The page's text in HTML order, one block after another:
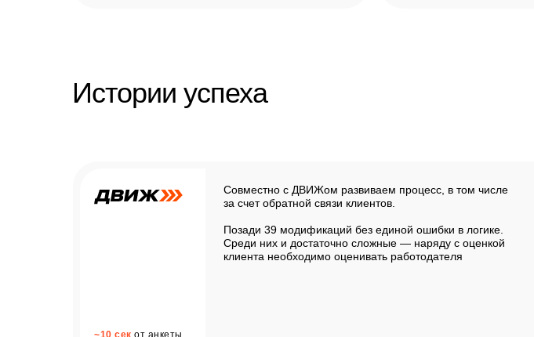
Истории успеха
Совместно с ДВИЖом развиваем процесс, в том числе
за счет обратной связи клиентов.
Позади 39 модификаций без единой ошибки в логике.
Среди них и достаточно сложные — наряду с оценкой
клиента необходимо оценивать работодателя
~10 сек от анкеты